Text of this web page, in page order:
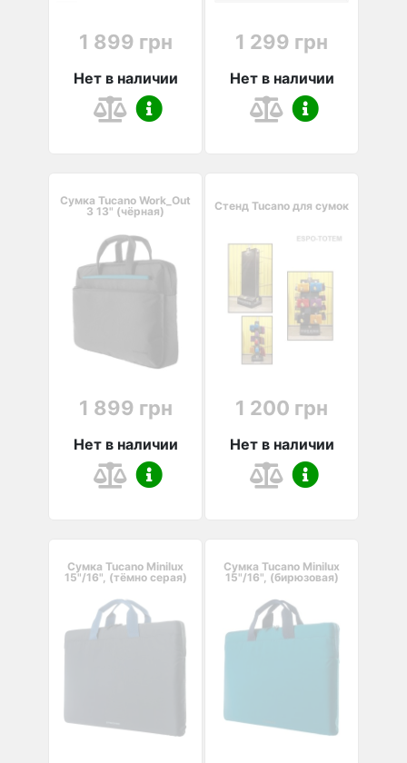
1 899 грн
Нет в наличии
1 299 грн
Нет в наличии
Сумка Tucano Work_Out
3 13" (чёрная)
1 899 грн
Нет в наличии
Стенд Tucano для сумок
1 200 грн
Нет в наличии
Сумка Tucano Minilux
15"/16", (тёмно серая)
Сумка Tucano Minilux
15"/16", (бирюзовая)